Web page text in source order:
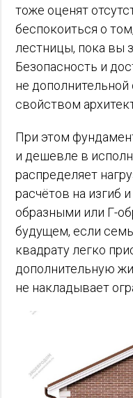
тоже оценят
беспокоиться о
лестницы, пока вы
Безопасность и
не
свойством
При этом
и дешевле в
распределяет
расчётов на изгиб
образными или Г-
будущем, если
квадрату легко
дополнительную
не накладывает